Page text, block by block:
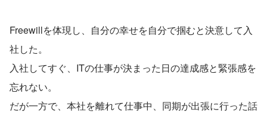
Freewillを体現し、自分の幸せを自分で掴むと決意して入
社した。
入社してすぐ、ITの仕事が決まった日の達成感と緊張感を
忘れない。
だが一方で、本社を離れて仕事中、同期が出張に行った話